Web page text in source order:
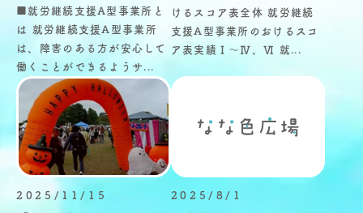
■就労継続支援A型事業所と
は 就労継続支援A型事業所
は、障害のある方が安心して
働くことができるようサ...
けるスコア表全体 就労継続
支援A型事業所のおけるスコ
ア表実績Ⅰ～Ⅳ、Ⅵ 就...
2025/11/15 2025/8/1